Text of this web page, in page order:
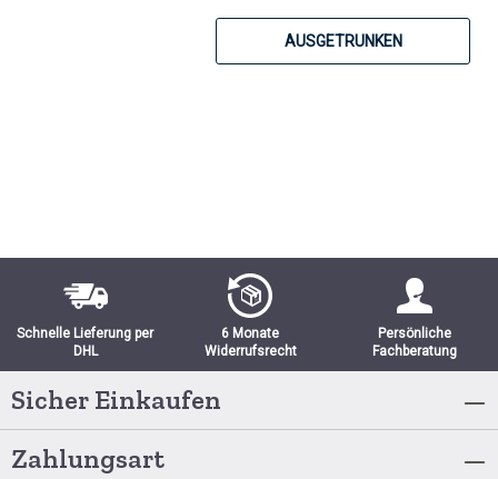
AUSGETRUNKEN
Schnelle Lieferung per
DHL
6 Monate
Widerrufsrecht
Persönliche
Fachberatung
Sicher Einkaufen
Zahlungsart